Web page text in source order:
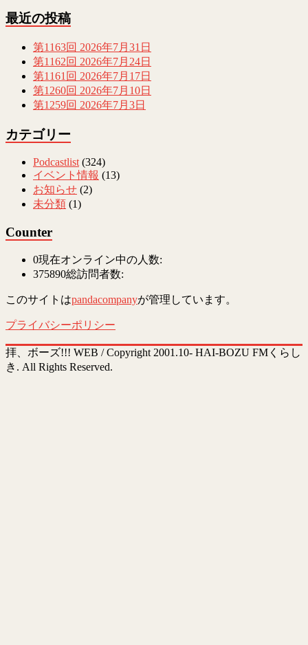
最近の投稿
第1163回 2026年7月31日
第1162回 2026年7月24日
第1161回 2026年7月17日
第1260回 2026年7月10日
第1259回 2026年7月3日
カテゴリー
Podcastlist (324)
イベント情報 (13)
お知らせ (2)
未分類 (1)
Counter
0現在オンライン中の人数:
375890総訪問者数:
このサイトはpandacompanyが管理しています。
プライバシーポリシー
拝、ボーズ!!! WEB / Copyright 2001.10- HAI-BOZU FMくらし
き. All Rights Reserved.